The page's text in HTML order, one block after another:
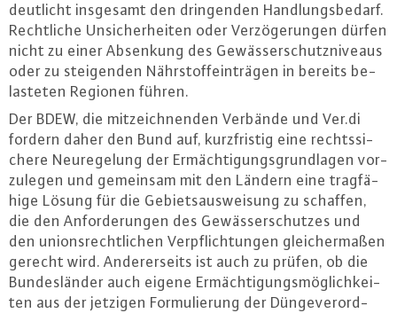
deut­licht insgesamt den drin­gen­den Hand­lungs­be­darf.
Recht­li­che Un­si­cher­hei­ten oder Ver­zö­ge­run­gen dürfen
nicht zu einer Absenkung des Ge­wäs­ser­schutz­ni­veaus
oder zu stei­gen­den Nähr­stof­f­e­in­trä­gen in bereits be­
las­te­ten Regionen führen.
Der BDEW, die mit­zeich­nen­den Verbände und Ver.​di
fordern daher den Bund auf, kurz­fris­tig eine rechts­si­
che­re Neu­re­ge­lung der Er­mäch­ti­gungs­grund­la­gen vor­
zu­le­gen und gemeinsam mit den Ländern eine trag­fä­
hi­ge Lösung für die Ge­biets­aus­wei­sung zu schaffen,
die den An­for­de­run­gen des Ge­wäs­ser­schut­zes und
den uni­ons­recht­li­chen Ver­pflich­tun­gen glei­cher­ma­ßen
gerecht wird. An­de­rer­seits ist auch zu prüfen, ob die
Bun­des­län­der auch eigene Er­mäch­ti­gungs­mög­lich­kei­
ten aus der jetzigen For­mu­lie­rung der Dün­ge­ver­ord­